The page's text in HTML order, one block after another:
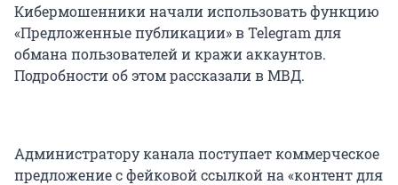
Кибермошенники начали использовать функцию
«Предложенные публикации» в Telegram для
обмана пользователей и кражи аккаунтов.
Подробности об этом рассказали в МВД.
Администратору канала поступает коммерческое
предложение с фейковой ссылкой на «контент для